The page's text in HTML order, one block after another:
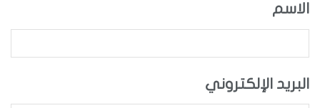
الاسم
البريد الإلكتروني